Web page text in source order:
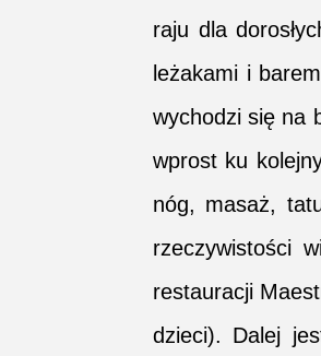
raju dla
leżakami i
wychodzi się na
wprost ku
nóg, masaż,
rzeczywistości
restauracji
dzieci). Dalej